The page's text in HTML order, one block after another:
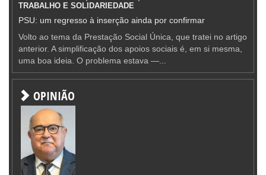
TRABALHO E SOLIDARIEDADE
PSU: um regresso à inserção ainda por confirmar
Volto ao tema da Prestação Social Única, que tratei no artigo
anterior. A simplificação dos apoios sociais é, em si mesma,
uma boa ideia. O problema estava —...
OPINIÃO